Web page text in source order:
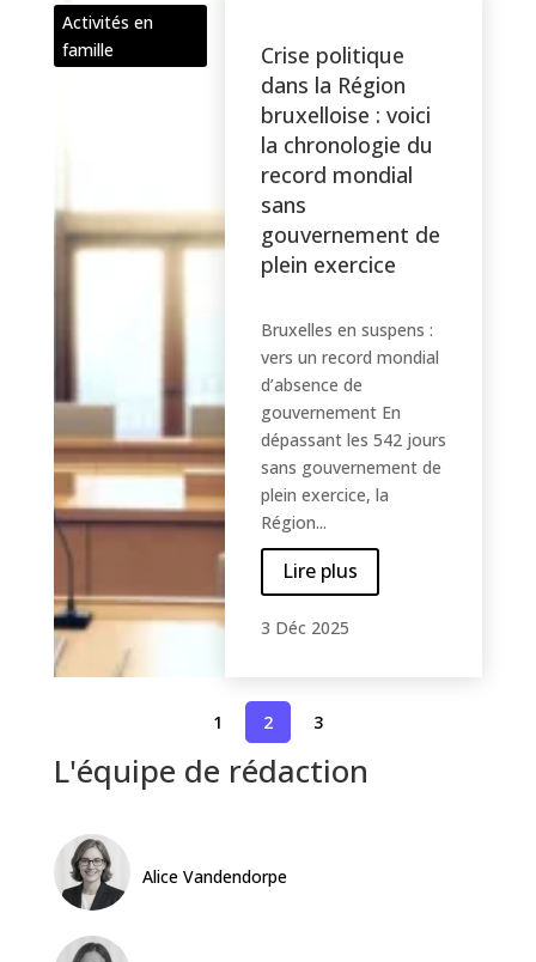
Activités en
famille
Crise politique
dans la Région
bruxelloise : voici
la chronologie du
record mondial
sans
gouvernement de
plein exercice
Bruxelles en suspens :
vers un record mondial
d’absence de
gouvernement En
dépassant les 542 jours
sans gouvernement de
plein exercice, la
Région...
Lire plus
3 Déc 2025
1 2 3
L'équipe de rédaction
Alice Vandendorpe